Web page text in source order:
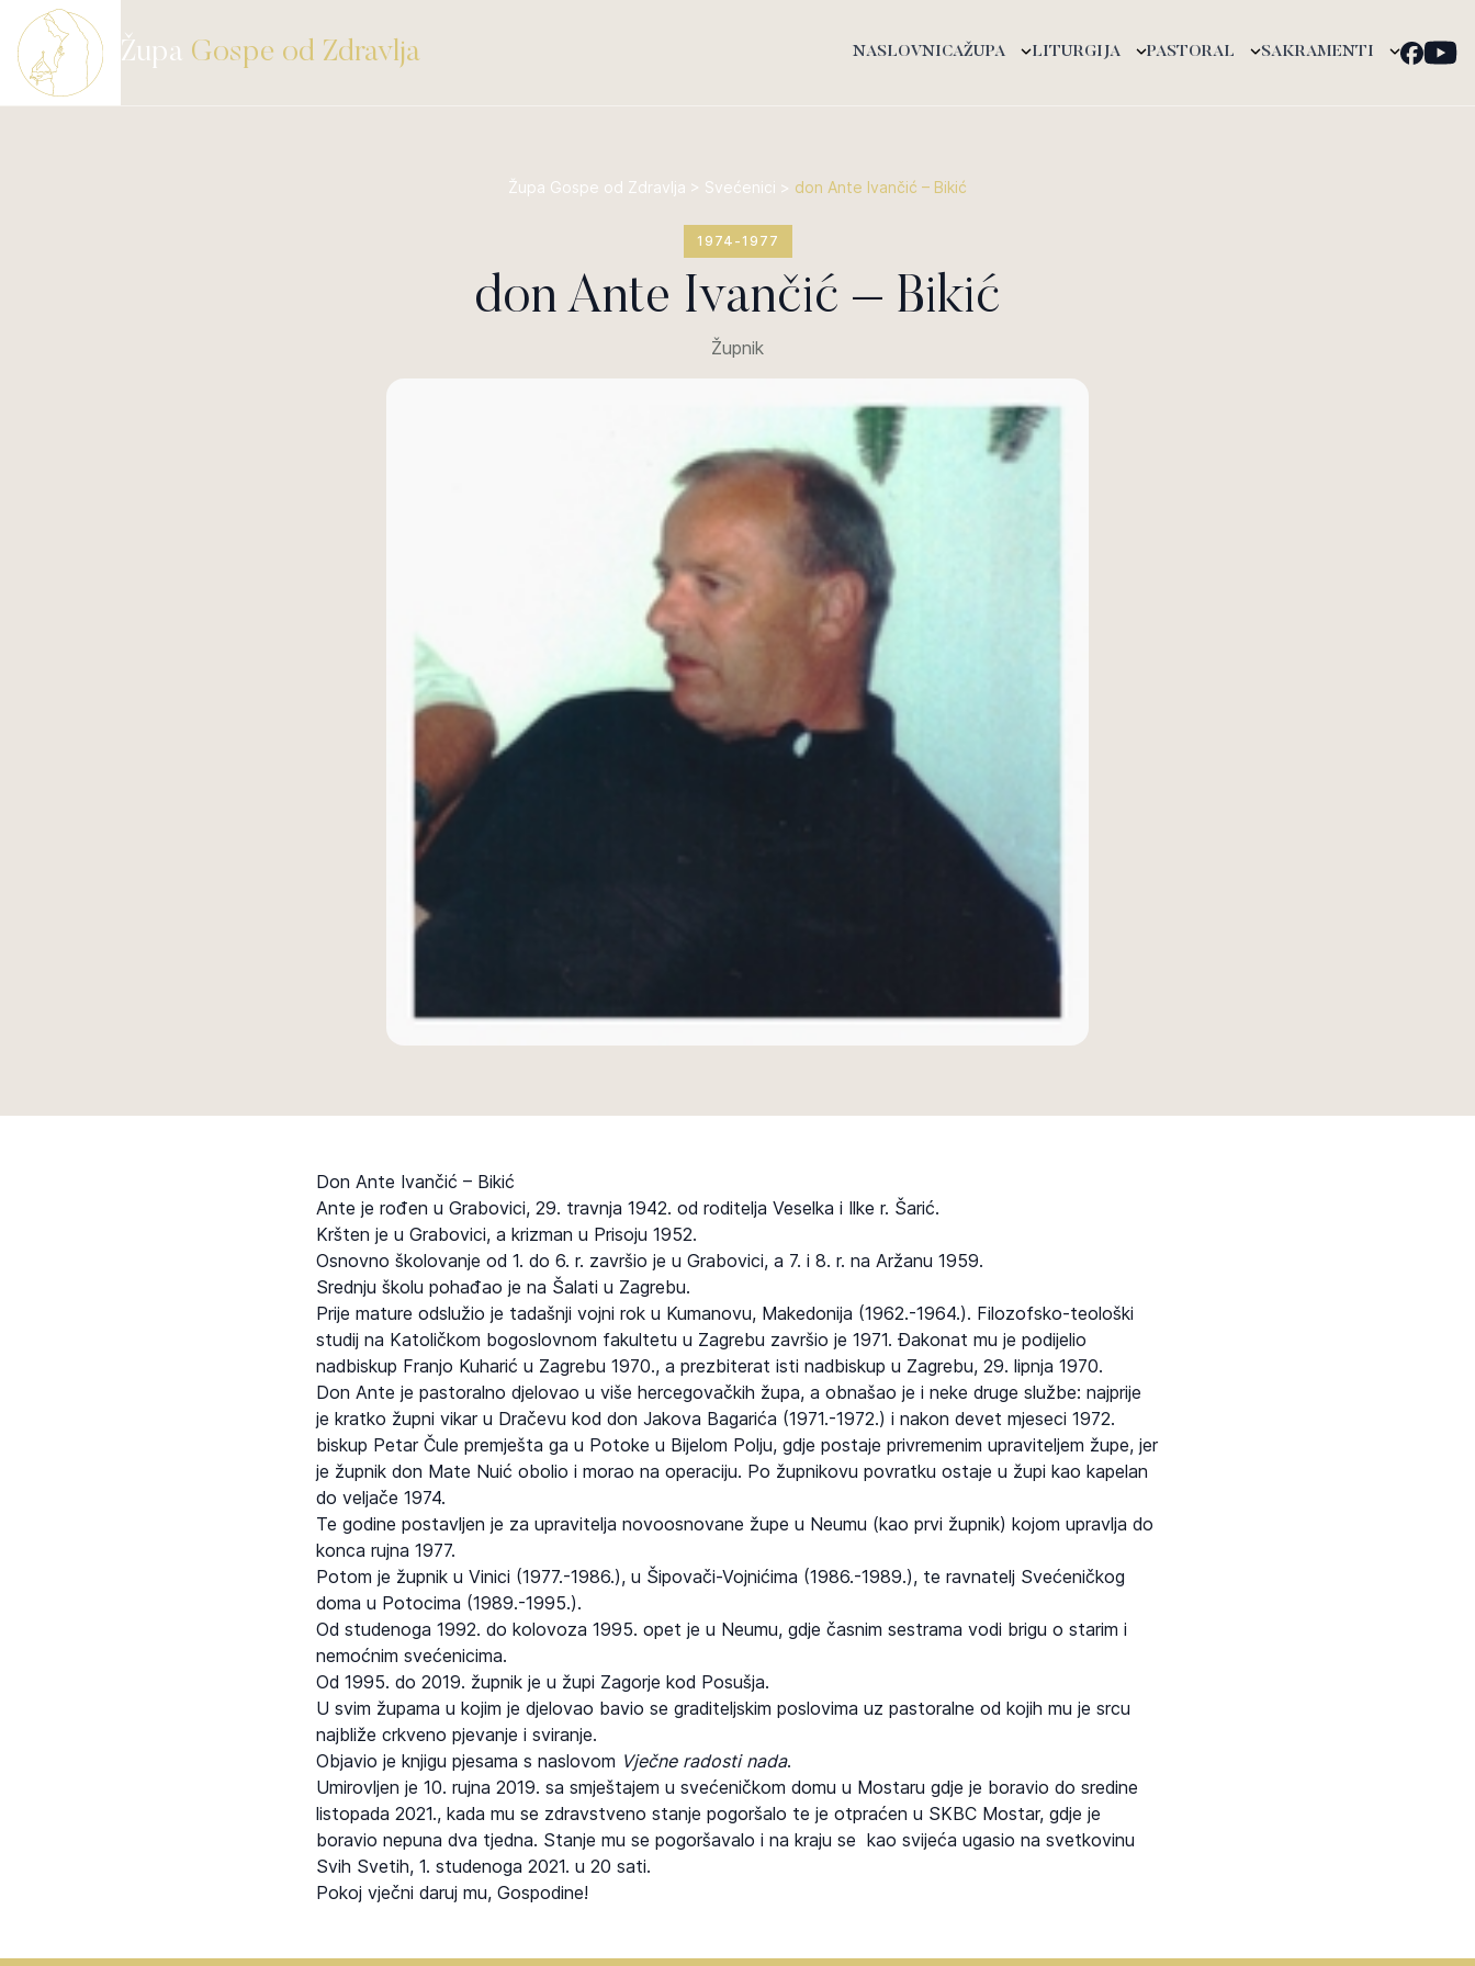
Župa Gospe od Zdravlja NASLOVNICAŽUPA LITURGIJA PASTORAL SAKRAMENTI
Župa Gospe od Zdravlja > Svećenici > don Ante Ivančić – Bikić
1974- 1977
don Ante Ivančić – Bikić
Župnik
Don Ante Ivančić – Bikić
Ante je rođen u Grabovici, 29. travnja 1942. od roditelja Veselka i Ilke r. Šarić.
Kršten je u Grabovici, a krizman u Prisoju 1952.
Osnovno školovanje od 1. do 6. r. završio je u Grabovici, a 7. i 8. r. na Aržanu 1959.
Srednju školu pohađao je na Šalati u Zagrebu.
Prije mature odslužio je tadašnji vojni rok u Kumanovu, Makedonija (1962.-1964.). Filozofsko-teološki
studij na Katoličkom bogoslovnom fakultetu u Zagrebu završio je 1971. Đakonat mu je podijelio
nadbiskup Franjo Kuharić u Zagrebu 1970., a prezbiterat isti nadbiskup u Zagrebu, 29. lipnja 1970.
Don Ante je pastoralno djelovao u više hercegovačkih župa, a obnašao je i neke druge službe: najprije
je kratko župni vikar u Dračevu kod don Jakova Bagarića (1971.-1972.) i nakon devet mjeseci 1972.
biskup Petar Čule premješta ga u Potoke u Bijelom Polju, gdje postaje privremenim upraviteljem župe, jer
je župnik don Mate Nuić obolio i morao na operaciju. Po župnikovu povratku ostaje u župi kao kapelan
do veljače 1974.
Te godine postavljen je za upravitelja novoosnovane župe u Neumu (kao prvi župnik) kojom upravlja do
konca rujna 1977.
Potom je župnik u Vinici (1977.-1986.), u Šipovači-Vojnićima (1986.-1989.), te ravnatelj Svećeničkog
doma u Potocima (1989.-1995.).
Od studenoga 1992. do kolovoza 1995. opet je u Neumu, gdje časnim sestrama vodi brigu o starim i
nemoćnim svećenicima.
Od 1995. do 2019. župnik je u župi Zagorje kod Posušja.
U svim župama u kojim je djelovao bavio se graditeljskim poslovima uz pastoralne od kojih mu je srcu
najbliže crkveno pjevanje i sviranje.
Objavio je knjigu pjesama s naslovom Vječne radosti nada.
Umirovljen je 10. rujna 2019. sa smještajem u svećeničkom domu u Mostaru gdje je boravio do sredine
listopada 2021., kada mu se zdravstveno stanje pogoršalo te je otpraćen u SKBC Mostar, gdje je
boravio nepuna dva tjedna. Stanje mu se pogoršavalo i na kraju se kao svijeća ugasio na svetkovinu
Svih Svetih, 1. studenoga 2021. u 20 sati.
Pokoj vječni daruj mu, Gospodine!